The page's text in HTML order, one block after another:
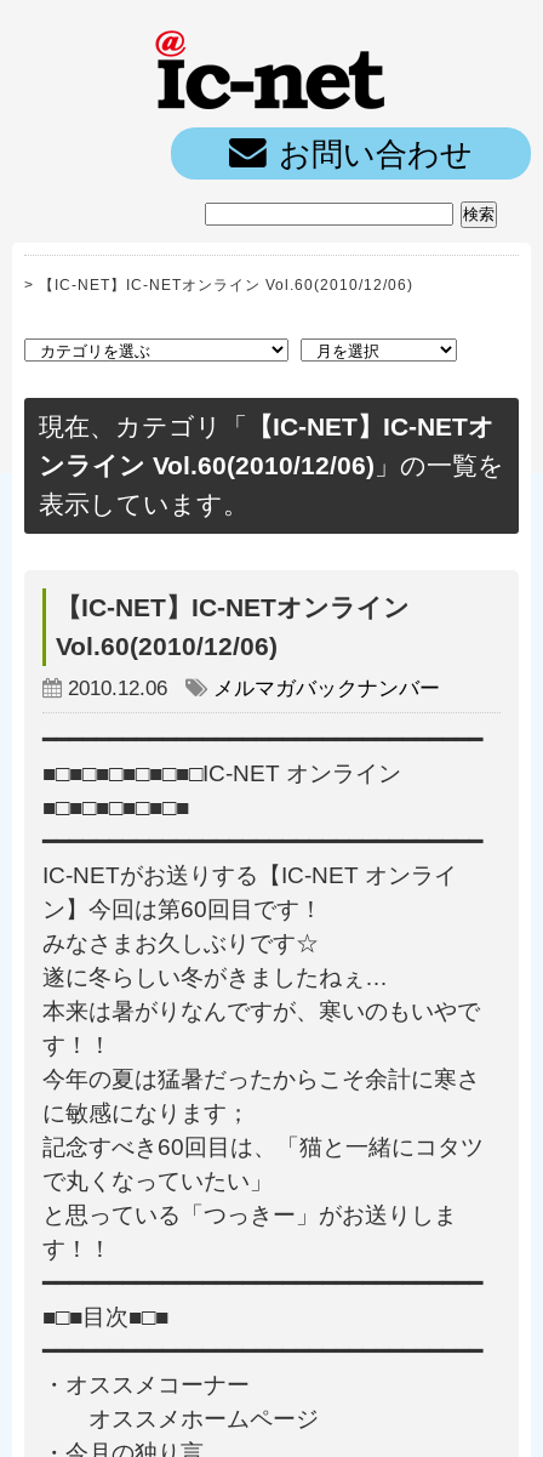
お問い合わせ
> 【IC-NET】IC-NETオンライン Vol.60(2010/12/06)
現在、カテゴリ「
【IC-NET】IC-NETオ
ンライン Vol.60(2010/12/06) 」の一覧を
表示しています。
【IC-NET】IC-NETオンライン
Vol.60(2010/12/06)
2010.12.06 メルマガバックナンバー
━━━━━━━━━━━━━━━━━━━━━━━━━━━━━━━━━
■□■□■□■□■□■□IC-NET オンライン
■□■□■□■□■□■
━━━━━━━━━━━━━━━━━━━━━━━━━━━━━━━━━
IC-NETがお送りする【IC-NET オンライ
ン】今回は第60回目です！
みなさまお久しぶりです☆
遂に冬らしい冬がきましたねぇ…
本来は暑がりなんですが、寒いのもいやで
す！！
今年の夏は猛暑だったからこそ余計に寒さ
に敏感になります；
記念すべき60回目は、「猫と一緒にコタツ
で丸くなっていたい」
と思っている「つっきー」がお送りしま
す！！
━━━━━━━━━━━━━━━━━━━━━━━━━━━━━━━━━
■□■目次■□■
━━━━━━━━━━━━━━━━━━━━━━━━━━━━━━━━━
・オススメコーナー
オススメホームページ